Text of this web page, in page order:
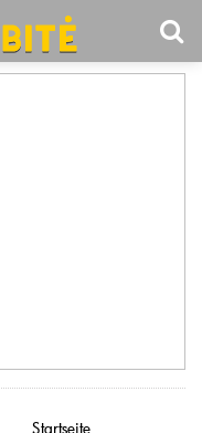
Startseite